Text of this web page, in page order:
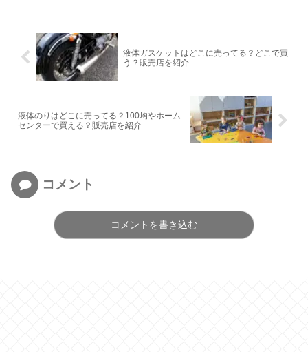
液体ガスケットはどこに売ってる？どこで買
う？販売店を紹介
液体のりはどこに売ってる？100均やホーム
センターで買える？販売店を紹介
コメント
コメントを書き込む